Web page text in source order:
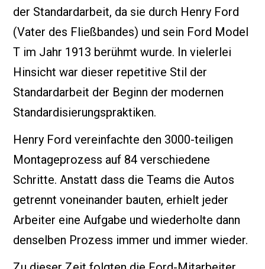
der Standardarbeit, da sie durch Henry Ford
(Vater des Fließbandes) und sein Ford Model
T im Jahr 1913 berühmt wurde. In vielerlei
Hinsicht war dieser repetitive Stil der
Standardarbeit der Beginn der modernen
Standardisierungspraktiken.
Henry Ford vereinfachte den 3000-teiligen
Montageprozess auf 84 verschiedene
Schritte. Anstatt dass die Teams die Autos
getrennt voneinander bauten, erhielt jeder
Arbeiter eine Aufgabe und wiederholte dann
denselben Prozess immer und immer wieder.